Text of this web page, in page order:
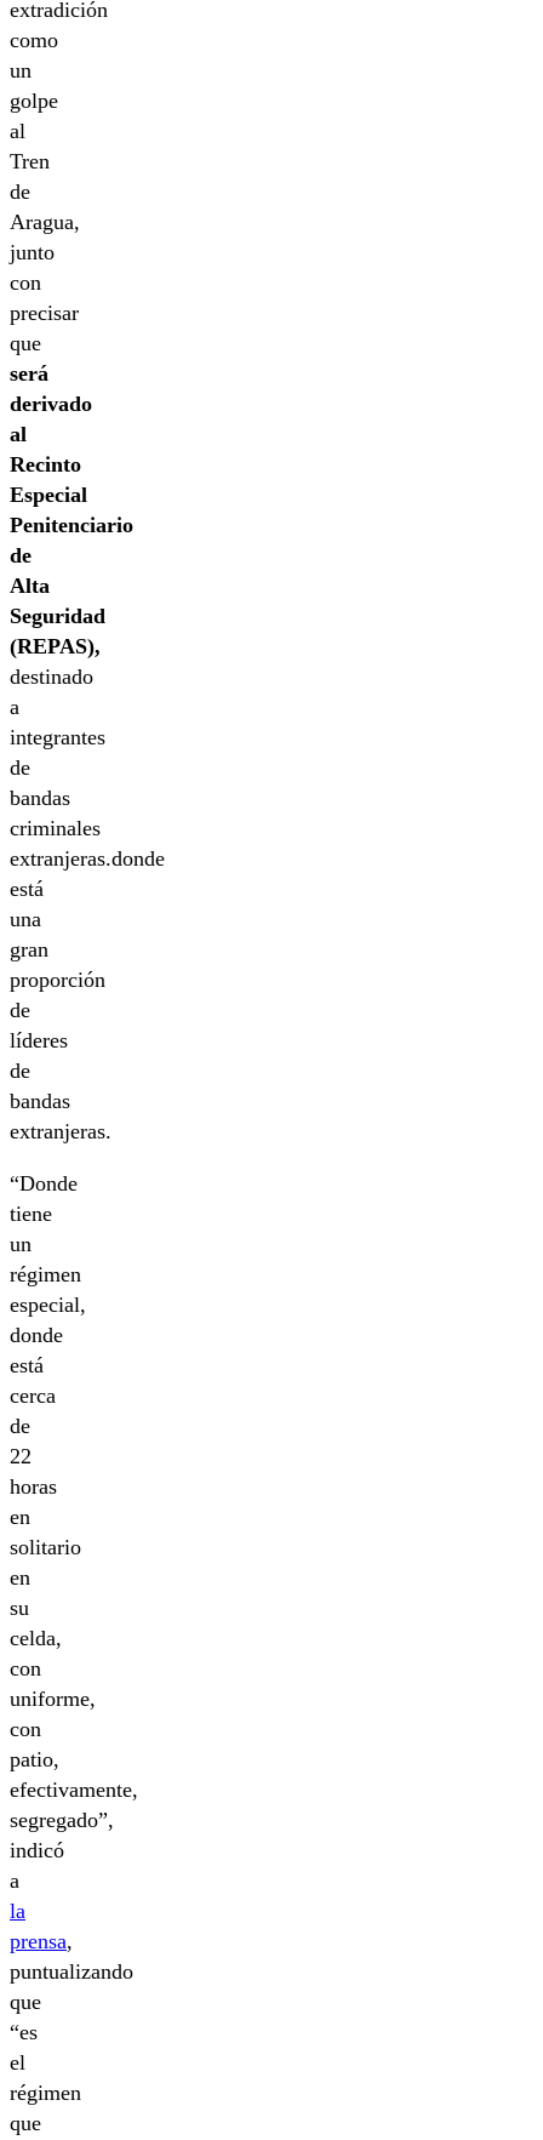
extradición
como
un
golpe
al
Tren
de
Aragua,
junto
con
precisar
que
será
derivado
al
Recinto
Especial
Penitenciario
de
Alta
Seguridad
(REPAS),
destinado
a
integrantes
de
bandas
criminales
extranjeras.donde
está
una
gran
proporción
de
líderes
de
bandas
extranjeras.
“Donde
tiene
un
régimen
especial,
donde
está
cerca
de
22
horas
en
solitario
en
su
celda,
con
uniforme,
con
patio,
efectivamente,
segregado”,
indicó
a
la
prensa,
puntualizando
que
“es
el
régimen
que